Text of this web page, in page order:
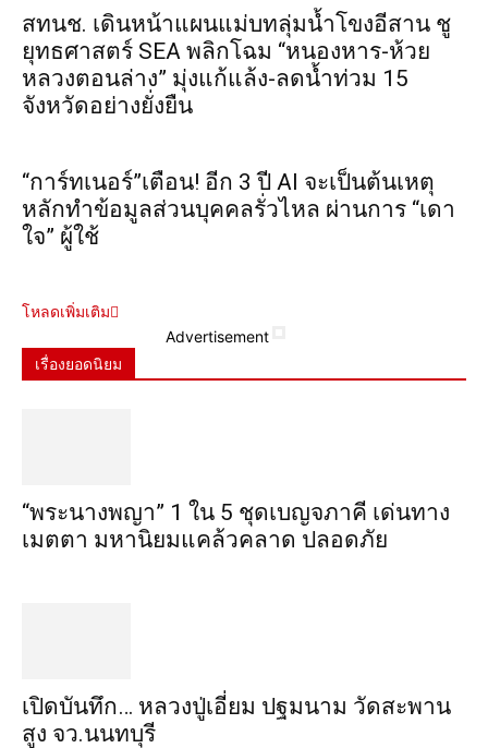
สทนช. เดินหน้าแผนแม่บทลุ่มน้ำโขงอีสาน ชู
ยุทธศาสตร์ SEA พลิกโฉม “หนองหาร-ห้วย
หลวงตอนล่าง” มุ่งแก้แล้ง-ลดน้ำท่วม 15
จังหวัดอย่างยั่งยืน
“การ์ทเนอร์”เตือน! อีก 3 ปี AI จะเป็นต้นเหตุ
หลักทำข้อมูลส่วนบุคคลรั่วไหล ผ่านการ “เดา
ใจ” ผู้ใช้
โหลดเพิ่มเติม
Advertisement
เรื่องยอดนิยม
“พระ​นาง​พญา” 1 ใน 5​ ชุดเบญจ​ภาคี​ เด่นทาง
เมตตา​ มหา​นิยม​แคล้วคลาด​ ปลอดภัย​
เปิดบันทึก… หลวงปู่เอี่ยม ​ปฐม​นาม​ วัดสะพาน
สูง​ จว.นนทบุรี